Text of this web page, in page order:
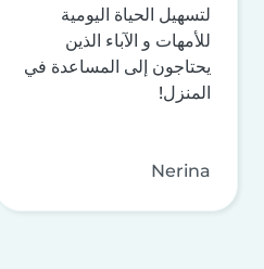
لتسهيل الحياة اليومية
للأمهات و الآباء الذين
يحتاجون إلى المساعدة في
المنزل!
Nerina